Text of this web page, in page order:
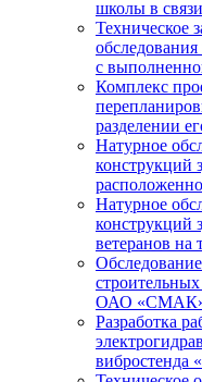
школы в
Техническое
с
Комплекс
разделении
Натурное
конструкций
Натурное
конструкций
ветеранов
ОАО
Разработка
вибростенда